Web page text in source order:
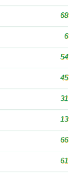
68
6
54
45
31
13
66
61